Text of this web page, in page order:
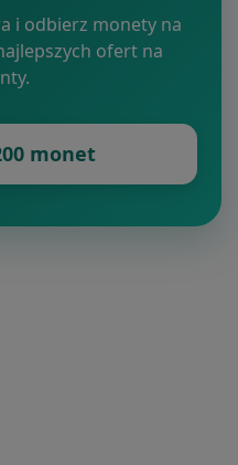
i odbierz monety na
ofert na
monet